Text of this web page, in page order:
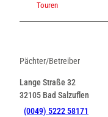
Touren
Pächter/Betreiber
Lange Straße 32
32105 Bad Salzuflen
(0049) 5222 58171